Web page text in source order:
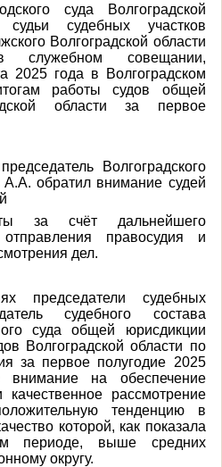
суда Волгоградской
судебных участков
Волгоградской области
служебном совещании,
2025 года в Волгоградском
работы судов общей
области за первое
Волгоградского
А.А. обратил внимание судей
за счёт дальнейшего
правосудия и
дел.
председатели судебных
судебного состава
суда общей юрисдикции
Волгоградской области по
за первое полугодие 2025
внимание на обеспечение
качественное рассмотрение
тенденцию в
которой, как показала
периоде, выше средних
округу.